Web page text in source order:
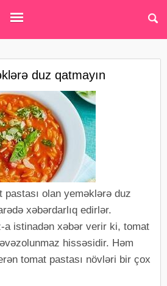
duz qatmayın
olan yeməklərə duz
xəbərdarlıq edirlər.
a istinadən xəbər verir ki, tomat
hissəsidir. Həm
tomat pastası növləri bir çox